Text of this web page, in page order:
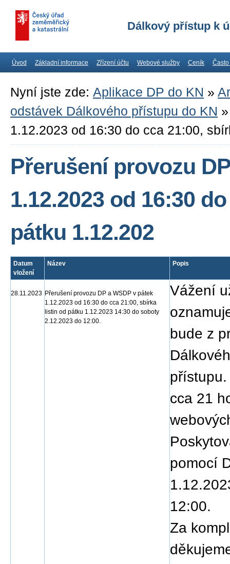
Dálkový přístup k
Úvod Základní informace Zřízení účtu Webové služby Ceník
Nyní jste zde: Aplikace DP do KN »
odstávek Dálkového přístupu do KN
1.12.2023 od 16:30 do cca 21:00,
Přerušení provozu
1.12.2023 od 16:30
pátku 1.12.202
Datum
vložení
Název Popis
28.11.2023 Přerušení provozu DP a WSDP v pátek
1.12.2023 od 16:30 do cca 21:00, sbírka
listin od pátku 1.12.2023 14:30 do soboty
2.12.2023 do 12:00.
Vážení
bude z
cca 21
pomocí
12:00.
Za